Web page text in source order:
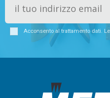
Acconsento al trattamento dati.